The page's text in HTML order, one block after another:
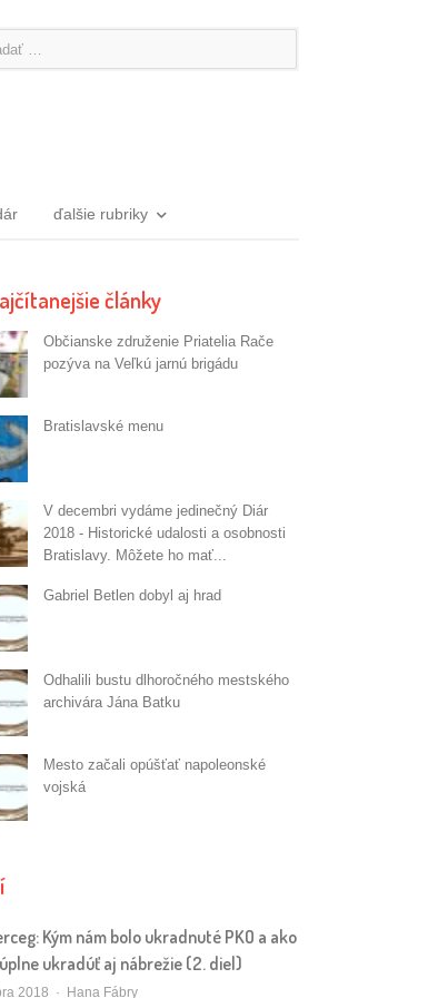
ďalšie rubriky
články
Občianske združenie Priatelia Rače
pozýva na Veľkú jarnú brigádu
Bratislavské menu
V decembri vydáme jedinečný Diár
2018 - Historické udalosti a osobnosti
Bratislavy. Môžete ho mať...
Gabriel Betlen dobyl aj hrad
Odhalili bustu dlhoročného mestského
archivára Jána Batku
Mesto začali opúšťať napoleonské
vojská
Kým nám bolo ukradnuté PKO a ako
ukradúť aj nábrežie (2. diel)
2018 Autor/ka
Hana Fábry